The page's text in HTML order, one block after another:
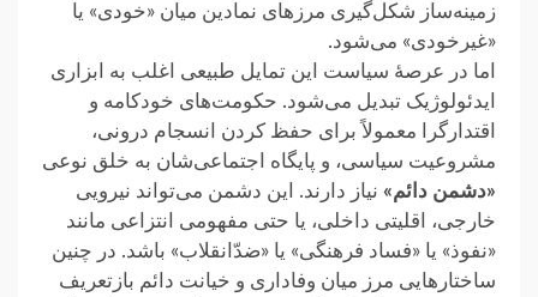
زمینه‌ساز ‏شکل‌گیری مرزهای نمادین میان «خودی» یا
«غیر‌خودی»‏‎ ‎می‌شود.‏
اما در عرصهٔ سیاست این تمایل طبیعی اغلب به ابزاری
ایدئولوژیک تبدیل می‌شود. حکومت‌های خودکامه و
اقتدارگرا معمولاً ‏برای حفظ کردن انسجام درونی،
مشروعیت سیاسی، و پایگاه اجتماعی‌شان به خلق نوعی
نیاز دارند. این دشمن می‌تواند ‏نیرویی
خارجی، اقلیتی داخلی، یا حتی مفهومی انتزاعی مانند
«نفوذ» یا «فساد فرهنگی» یا «ضدّانقلاب» باشد. در ‏چنین
ساختارهایی مرز میان وفاداری و خیانت دائم بازتعریف